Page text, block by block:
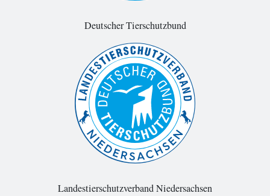
Deutscher Tierschutzbund
Landestierschutzverband Niedersachsen